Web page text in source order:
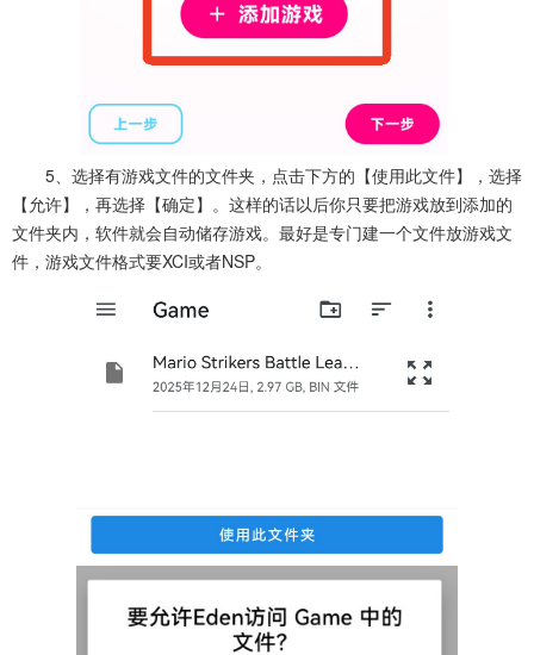
5、选择有游戏文件的文件夹，点击下方的【使用此文件】，选择
【允许】，再选择【确定】。这样的话以后你只要把游戏放到添加的
文件夹内，软件就会自动储存游戏。最好是专门建一个文件放游戏文
件，游戏文件格式要XCI或者NSP。